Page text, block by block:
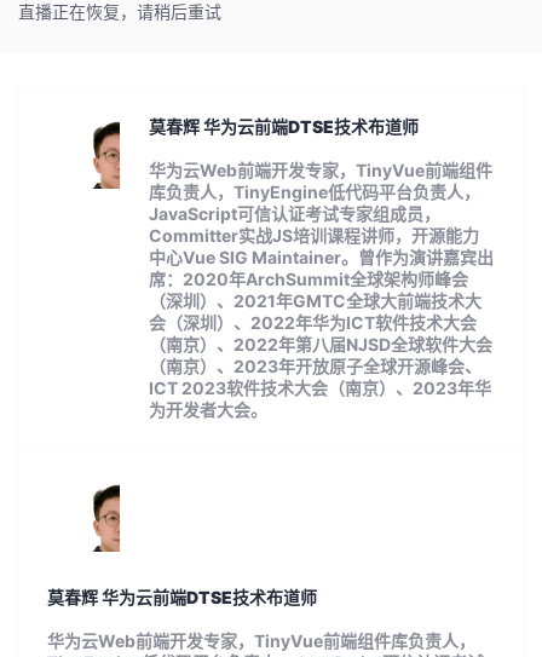
者
发
Programs
的
直播正在恢复，请稍后重试
莫春辉 华为云前端DTSE技术布道师
华为云Web前端开发专家，TinyVue前端组件
库负责人，TinyEngine低代码平台负责人，
JavaScript可信认证考试专家组成员，
Committer实战JS培训课程讲师，开源能力
中心Vue SIG Maintainer。曾作为演讲嘉宾出
席：2020年ArchSummit全球架构师峰会
（深圳）、2021年GMTC全球大前端技术大
会（深圳）、2022年华为ICT软件技术大会
（南京）、2022年第八届NJSD全球软件大会
（南京）、2023年开放原子全球开源峰会、
ICT 2023软件技术大会（南京）、2023年华
为开发者大会。
莫春辉 华为云前端DTSE技术布道师
华为云Web前端开发专家，TinyVue前端组件库负责人，